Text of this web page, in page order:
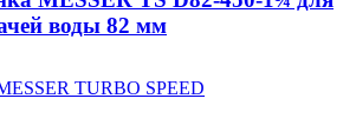
воды 82 мм
TURBO SPEED